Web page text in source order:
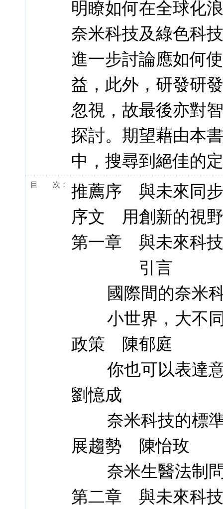
明瞭如何在全球化
奈米科技及綠色科
進一步討論應如何
益，此外，研發研
忽視，故最後亦對
探討。期望藉由本
中，搜尋到絕佳的
目 次：
推薦序 與未來同
序文 用創新的視
第一章 與未來科
引言
國際間的奈米科
小世界，大不同
政策 陳郁庭
你也可以表達意
劉憶成
奈米科技的標準
展趨勢 陳怡玫
奈米生醫法制
第二章 與未來科